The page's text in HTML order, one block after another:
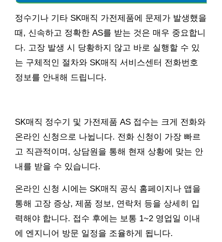
정수기나 기타 SK매직 가전제품에 문제가 발생했을
때, 신속하고 정확한 AS를 받는 것은 매우 중요합니
다. 고장 발생 시 당황하지 않고 바로 실행할 수 있
는 구체적인 절차와 SK매직 서비스센터 전화번호
정보를 안내해 드립니다.
SK매직 정수기 및 가전제품 AS 접수는 크게 전화와
온라인 신청으로 나뉩니다. 전화 신청이 가장 빠르
고 직관적이며, 상담원을 통해 현재 상황에 맞는 안
내를 받을 수 있습니다.
온라인 신청 시에는 SK매직 공식 홈페이지나 앱을
통해 고장 증상, 제품 정보, 연락처 등을 상세히 입
력해야 합니다. 접수 후에는 보통 1~2 영업일 이내
에 엔지니어 방문 일정을 조율하게 됩니다.